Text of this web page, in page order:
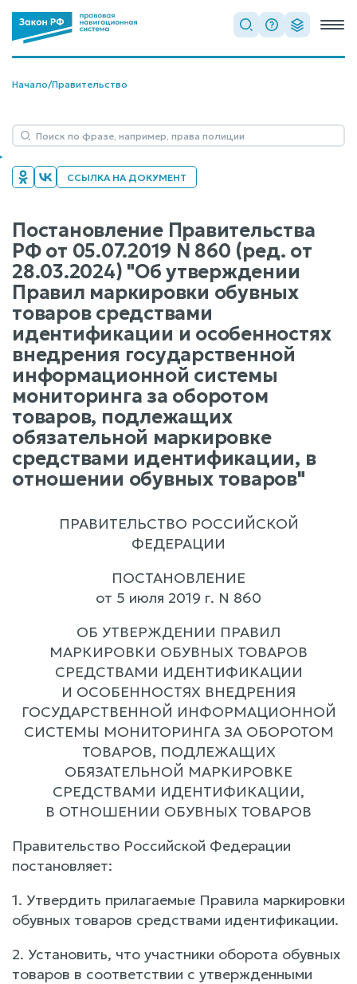
Начало/Правительство
ССЫЛКА НА ДОКУМЕНТ
Постановление Правительства
РФ от 05.07.2019 N 860 (ред. от
28.03.2024) "Об утверждении
Правил маркировки обувных
товаров средствами
идентификации и особенностях
внедрения государственной
информационной системы
мониторинга за оборотом
товаров, подлежащих
обязательной маркировке
средствами идентификации, в
отношении обувных товаров"
ПРАВИТЕЛЬСТВО РОССИЙСКОЙ
ФЕДЕРАЦИИ
ПОСТАНОВЛЕНИЕ
от 5 июля 2019 г. N 860
ОБ УТВЕРЖДЕНИИ ПРАВИЛ
МАРКИРОВКИ ОБУВНЫХ ТОВАРОВ
СРЕДСТВАМИ ИДЕНТИФИКАЦИИ
И ОСОБЕННОСТЯХ ВНЕДРЕНИЯ
ГОСУДАРСТВЕННОЙ ИНФОРМАЦИОННОЙ
СИСТЕМЫ МОНИТОРИНГА ЗА ОБОРОТОМ
ТОВАРОВ, ПОДЛЕЖАЩИХ
ОБЯЗАТЕЛЬНОЙ МАРКИРОВКЕ
СРЕДСТВАМИ ИДЕНТИФИКАЦИИ,
В ОТНОШЕНИИ ОБУВНЫХ ТОВАРОВ
Правительство Российской Федерации
постановляет:
1. Утвердить прилагаемые Правила маркировки
обувных товаров средствами идентификации.
2. Установить, что участники оборота обувных
товаров в соответствии с утвержденными